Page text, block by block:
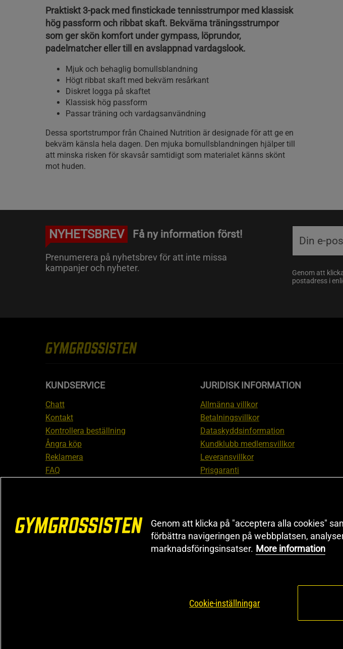
Praktiskt 3-pack med finstickade tennisstrumpor med klassisk
hög passform och ribbat skaft. Bekväma träningsstrumpor
som ger skön komfort under gympass, löprundor,
padelmatcher eller till en avslappnad vardagslook.
Mjuk och behaglig bomullsblandning
Högt ribbat skaft med bekväm resårkant
Diskret logga på skaftet
Klassisk hög passform
Passar träning och vardagsanvändning
Dessa sportstrumpor från Chained Nutrition är designade för att ge en
bekväm känsla hela dagen. Den mjuka bomullsblandningen hjälper till
att minska risken för skavsår samtidigt som materialet känns skönt
mot huden.
NYHETSBREV Få ny information först!
Prenumerera på nyhetsbrev för att inte missa
kampanjer och nyheter.
Genom att
postadress i
KUNDSERVICE
Chatt
Kontakt
Kontrollera beställning
Ångra köp
Reklamera
FAQ
JURIDISK INFORMATION
Allmänna villkor
Betalningsvillkor
Dataskyddsinformation
Kundklubb medlemsvillkor
Leveransvillkor
Prisgaranti
Genom att klicka på "acceptera alla cookies"
förbättra navigeringen på webbplatsen,
marknadsföringsinsatser. More information
Cookie-inställningar